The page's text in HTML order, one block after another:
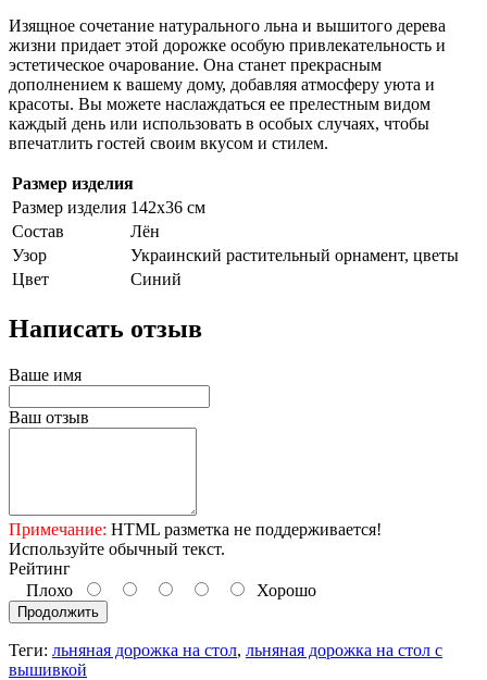
Изящное сочетание натурального льна и вышитого дерева
жизни придает этой дорожке особую привлекательность и
эстетическое очарование. Она станет прекрасным
дополнением к вашему дому, добавляя атмосферу уюта и
красоты. Вы можете наслаждаться ее прелестным видом
каждый день или использовать в особых случаях, чтобы
впечатлить гостей своим вкусом и стилем.
Размер изделия
Размер изделия 142х36 см
Состав
Лён
Узор
Украинский растительный орнамент, цветы
Цвет
Синий
Написать отзыв
Ваше имя
Ваш отзыв
Примечание: HTML разметка не поддерживается!
Используйте обычный текст.
Рейтинг
Плохо
Хорошо
Продолжить
Теги: льняная дорожка на стол, льняная дорожка на стол с
вышивкой